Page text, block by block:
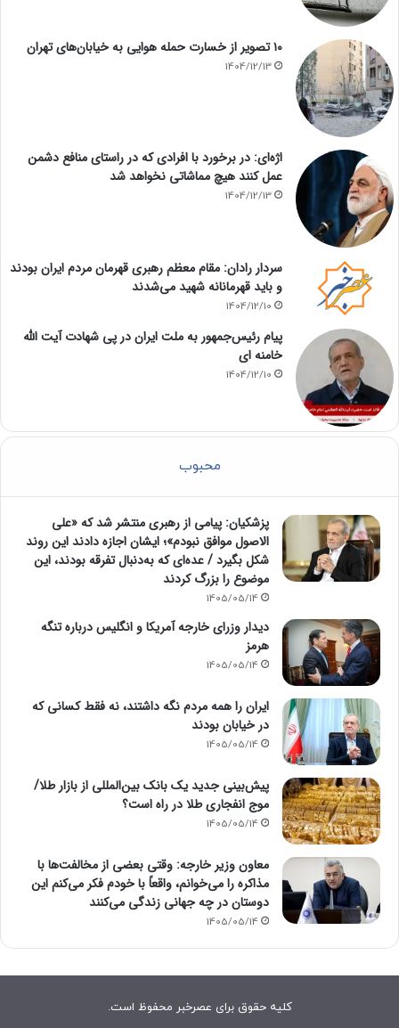
۱۰ تصویر از خسارت حمله هوایی به خیابان‌های تهران
1404/12/13
اژه‌ای: در برخورد با افرادی که در راستای منافع دشمن
عمل کنند هیچ مماشاتی نخواهد شد
1404/12/13
سردار رادان: مقام معظم رهبری قهرمان مردم ایران بودند
و باید قهرمانانه شهید می‌شدند
1404/12/10
پیام رئیس‌جمهور به ملت ایران در پی شهادت آیت الله
خامنه ای
1404/12/10
محبوب
پزشکیان: پیامی از رهبری منتشر شد که «علی
الاصول موافق نبودم»؛ ایشان اجازه دادند این روند
شکل بگیرد / عده‌ای که به‌دنبال تفرقه بودند، این
موضوع را بزرگ کردند
1405/05/14
دیدار وزرای خارجه آمریکا و انگلیس درباره تنگه
هرمز
1405/05/14
ایران را همه مردم نگه داشتند، نه فقط کسانی که
در خیابان بودند
1405/05/14
پیش‌بینی جدید یک بانک بین‌المللی از بازار طلا/
موج انفجاری طلا در راه است؟
1405/05/14
معاون وزیر خارجه: وقتی بعضی از مخالفت‌ها با
مذاکره را می‌خوانم، واقعاً با خودم فکر می‌کنم این
دوستان در چه جهانی زندگی می‌کنند
1405/05/14
کلیه حقوق برای عصرخبر محفوظ است.